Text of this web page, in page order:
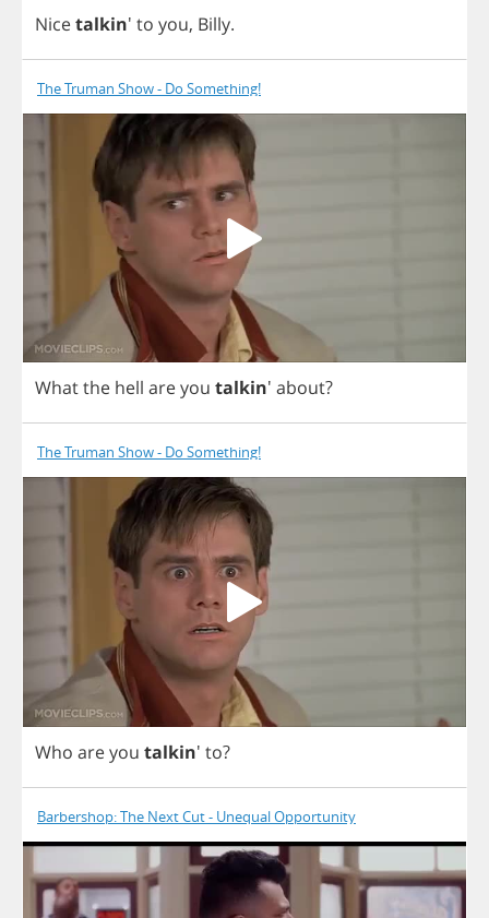
Nicetalkin' to you, Billy.
The Truman Show - Do Something!
Whatthe hell areyou talkin' about?
The Truman Show - Do Something!
Who areyou talkin' to?
Barbershop: The Next Cut - Unequal Opportunity